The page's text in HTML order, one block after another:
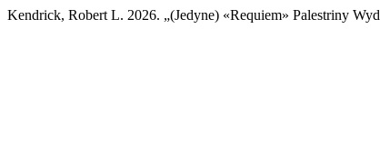
Kendrick, Robert L. 2026. „(Jedyne) «Requiem» Palestriny